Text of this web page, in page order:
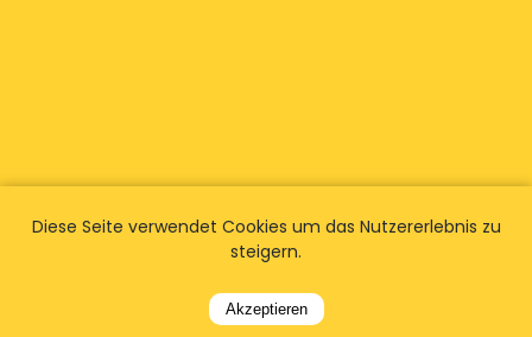
Wir habenFans weltweit
Diese Seite verwendet Cookies um das Nutzererlebnis zu
steigern.
Akzeptieren